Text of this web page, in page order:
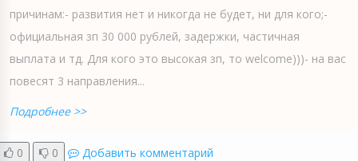
причинам:- развития нет и никогда не будет, ни для кого;-
официальная зп 30 000 рублей, задержки, частичная
выплата и тд. Для кого это высокая зп, то welсome)))- на вас
повесят 3 направления...
Подробнее >>
0 0 Добавить комментарий